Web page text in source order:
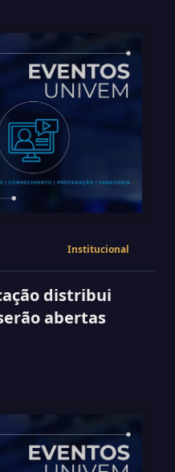
Institucional
distribui
abertas